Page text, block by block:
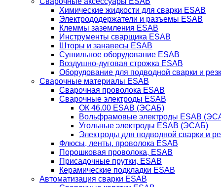
Химические жидкости для сварки ESAB
Электрододержатели и разъемы ESAB
Клеммы заземления ESAB
Инструменты сварщика ESAB
Шторы и занавесы ESAB
Сушильное оборудование ESAB
Воздушно-дуговая строжка ESAB
Оборудование для подводной сварки и
Сварочные материалы ESAB
Сварочная проволока ESAB
Сварочные электроды ESAB
ОК 46.00 ESAB (ЭСАБ)
Вольфрамовые электроды ESAB
Угольные электроды ESAB (ЭСАБ)
Электроды для подводной сварки и
Флюсы, ленты, проволока ESAB
Порошковая проволока, ESAB
Присадочные прутки, ESAB
Керамические подкладки ESAB
Автоматизация сварки ESAB